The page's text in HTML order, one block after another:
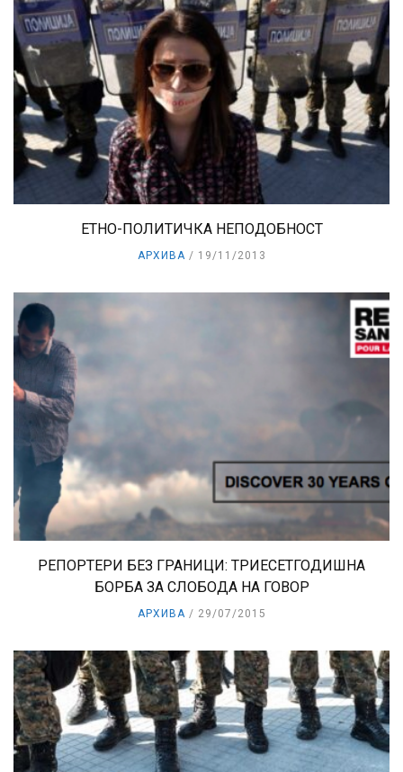
ЕТНО-ПОЛИТИЧКА НЕПОДОБНОСТ
АРХИВА 19/11/2013
РЕПОРТЕРИ БЕЗ ГРАНИЦИ: ТРИЕСЕТГОДИШНА
БОРБА ЗА СЛОБОДА НА ГОВОР
АРХИВА 29/07/2015